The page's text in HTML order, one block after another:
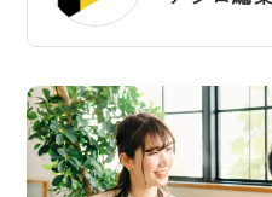
債務整理
離婚問題
交通事故
AI Search Premium
掲載をご検討の弁護士の